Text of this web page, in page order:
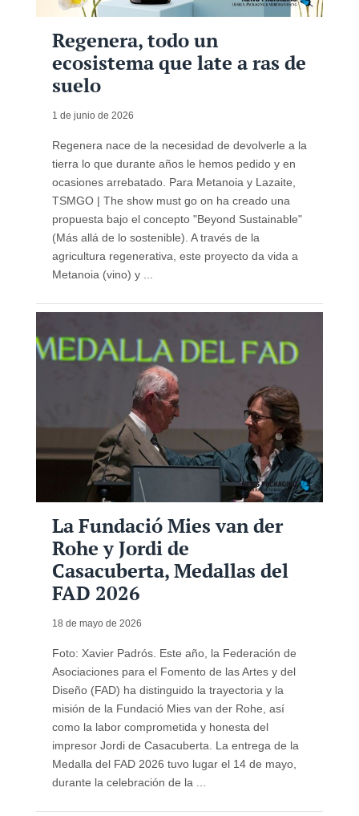
Regenera, todo un
ecosistema que late a ras de
suelo
1 de junio de 2026
Regenera nace de la necesidad de devolverle a la
tierra lo que durante años le hemos pedido y en
ocasiones arrebatado. Para Metanoia y Lazaite,
TSMGO | The show must go on ha creado una
propuesta bajo el concepto "Beyond Sustainable"
(Más allá de lo sostenible). A través de la
agricultura regenerativa, este proyecto da vida a
Metanoia (vino) y ...
La Fundació Mies van der
Rohe y Jordi de
Casacuberta, Medallas del
FAD 2026
18 de mayo de 2026
Foto: Xavier Padrós. Este año, la Federación de
Asociaciones para el Fomento de las Artes y del
Diseño (FAD) ha distinguido la trayectoria y la
misión de la Fundació Mies van der Rohe, así
como la labor comprometida y honesta del
impresor Jordi de Casacuberta. La entrega de la
Medalla del FAD 2026 tuvo lugar el 14 de mayo,
durante la celebración de la ...